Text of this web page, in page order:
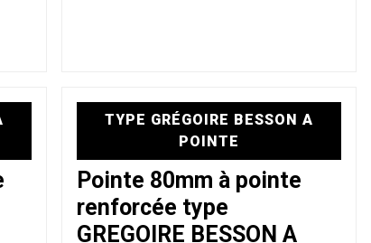
TYPE GRÉGOIRE BESSON A
POINTE
Pointe 80mm à pointe
renforcée type
GREGOIRE BESSON A